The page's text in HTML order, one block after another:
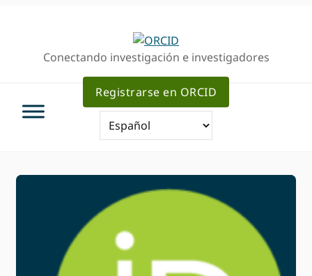
navegación
principalConectando investigación e investigadores
Registrarse en ORCID